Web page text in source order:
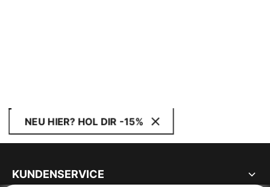
NEU HIER? HOL DIR -15%
KUNDENSERVICE